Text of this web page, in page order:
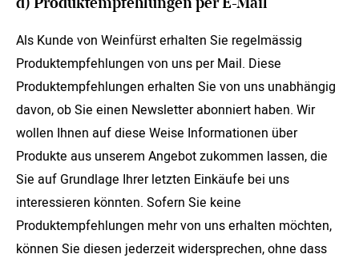
d) Produktempfehlungen per E-Mail
Als Kunde von Weinfürst erhalten Sie regelmässig
Produktempfehlungen von uns per Mail. Diese
Produktempfehlungen erhalten Sie von uns unabhängig
davon, ob Sie einen Newsletter abonniert haben. Wir
wollen Ihnen auf diese Weise Informationen über
Produkte aus unserem Angebot zukommen lassen, die
Sie auf Grundlage Ihrer letzten Einkäufe bei uns
interessieren könnten. Sofern Sie keine
Produktempfehlungen mehr von uns erhalten möchten,
können Sie diesen jederzeit widersprechen, ohne dass